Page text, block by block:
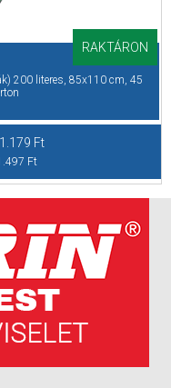
RAKTÁRON
200 literes, 85x110 cm, 45
1.179 Ft
Ft